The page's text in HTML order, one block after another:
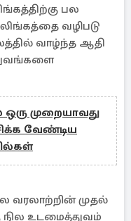
பல
வழிபடு
வாழ்ந்த ஆதி
முறையாவது
வேண்டிய
வரலாற்றின் முதல்
நில உடமைத்துவம்